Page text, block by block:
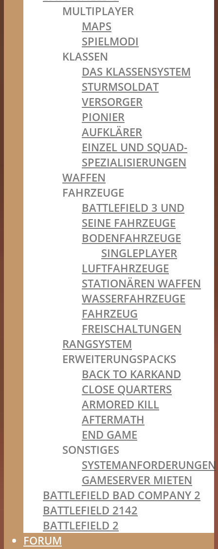
MULTIPLAYER
MAPS
SPIELMODI
KLASSEN
DAS KLASSENSYSTEM
STURMSOLDAT
VERSORGER
PIONIER
AUFKLÄRER
EINZEL UND SQUAD-
SPEZIALISIERUNGEN
WAFFEN
FAHRZEUGE
BATTLEFIELD 3 UND
SEINE FAHRZEUGE
BODENFAHRZEUGE
SINGLEPLAYER
LUFTFAHRZEUGE
STATIONÄREN WAFFEN
WASSERFAHRZEUGE
FAHRZEUG
FREISCHALTUNGEN
RANGSYSTEM
ERWEITERUNGSPACKS
BACK TO KARKAND
CLOSE QUARTERS
ARMORED KILL
AFTERMATH
END GAME
SONSTIGES
SYSTEMANFORDERUNGEN
GAMESERVER MIETEN
BATTLEFIELD BAD COMPANY 2
BATTLEFIELD 2142
BATTLEFIELD 2
FORUM